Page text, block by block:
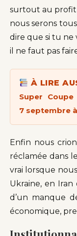
surtout au profit
nous serons
dire que si tu ne
il ne faut pas
À LIRE
Super
7 septembre
Enfin nous
réclamée dans
vrai lorsque
Ukraine, en Iran
d’un manque
économique,